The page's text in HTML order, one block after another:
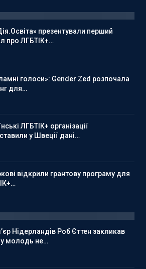
презентували перший
про ЛГБТІК+…
голоси»: Gender Zed розпочала
для…
ЛГБТІК+ організації
у Швеції дані…
відкрили грантову програму для
Нідерландів Роб Єттен закликав
молодь не…